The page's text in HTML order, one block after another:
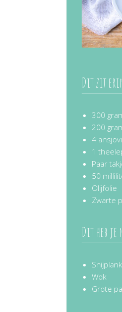
Dit zit
300
200
4
1
Paar
50
Olijfolie
Zwarte
Dit heb je
Wok
Grote